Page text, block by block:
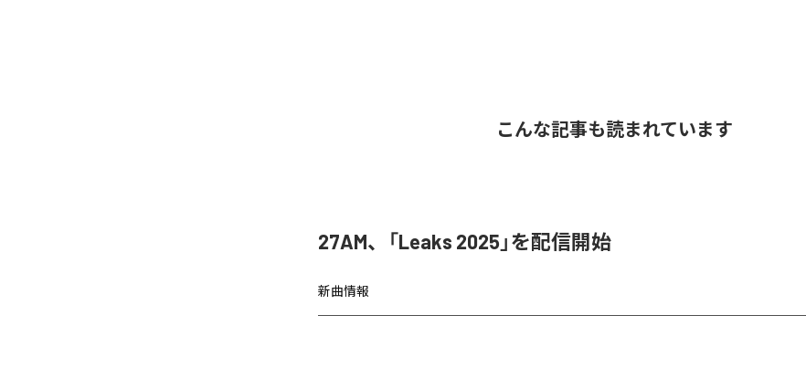
こんな記事も読まれています
27AM、「Leaks 2025」を配信開始
新曲情報